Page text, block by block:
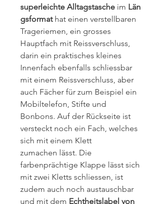
superleichte Alltagstasche im Län
gsformathat einen verstellbaren
Trageriemen, ein grosses
Hauptfach mit Reissverschluss,
darin ein praktisches kleines
Innenfach ebenfalls schliessbar
mit einem Reissverschluss, aber
auch Fächer für zum Beispiel ein
Mobiltelefon, Stifte und
Bonbons. Auf der Rückseite ist
versteckt noch ein Fach, welches
sich mit einem Klett
zumachen lässt. Die
farbenprächtige Klappe lässt sich
mit zwei Kletts schliessen, ist
zudem auch noch austauschbar
und mit dem Echtheitslabel von